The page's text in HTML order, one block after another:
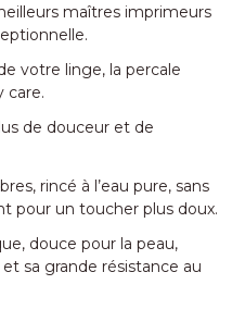
maîtres imprimeurs
votre linge, la percale
care.
de douceur et de
rincé à l’eau pure, sans
pour un toucher plus doux.
douce pour la peau,
sa grande résistance au